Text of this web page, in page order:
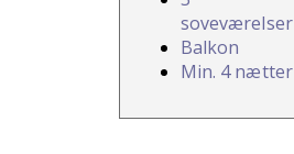
soveværelser
Balkon
Min. 4 nætter